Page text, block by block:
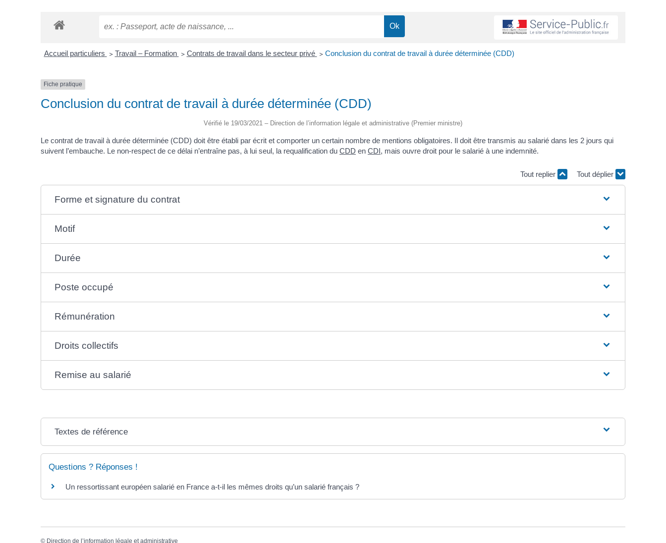
Accueil particuliers > Travail – Formation > Contrats de travail dans le secteur privé > Conclusion du contrat de travail à durée déterminée (CDD)
Fiche pratique
Conclusion du contrat de travail à durée déterminée (CDD)
Vérifié le 19/03/2021 – Direction de l’information légale et administrative (Premier ministre)
Le contrat de travail à durée déterminée (CDD) doit être établi par écrit et comporter un certain nombre de mentions obligatoires. Il doit être transmis au salarié dans les 2 jours qui
suivent l’embauche. Le non-respect de ce délai n’entraîne pas, à lui seul, la requalification du CDD en CDI, mais ouvre droit pour le salarié à une indemnité.
Tout replier Tout déplier
Forme et signature du contrat
Motif
Durée
Poste occupé
Rémunération
Droits collectifs
Remise au salarié
Textes de référence
Questions ? Réponses !
Un ressortissant européen salarié en France a-t-il les mêmes droits qu’un salarié français ?
© Direction de l’information légale et administrative